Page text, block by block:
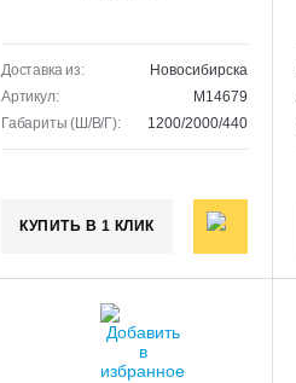
Доставка из:
Новосибирска
Артикул:
M14679
Габариты (Ш/В/Г):
1200/2000/440
КУПИТЬ В 1 КЛИК